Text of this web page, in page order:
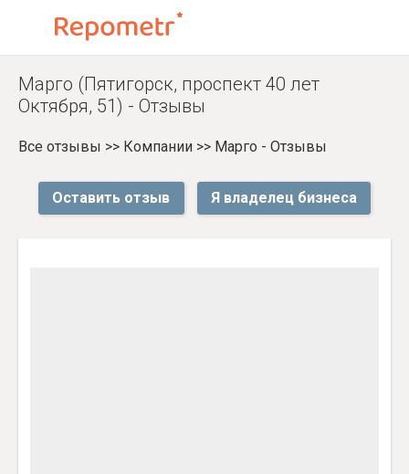
Марго (Пятигорск, проспект 40 лет
Октября, 51) - Отзывы
Все отзывы >> Компании >> Марго - Отзывы
Оставить отзыв Я владелец бизнеса